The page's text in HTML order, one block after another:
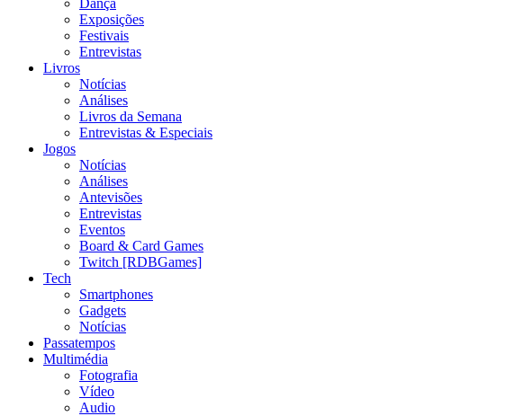
Exposições
Festivais
Entrevistas
Livros
Notícias
Análises
Livros da Semana
Entrevistas & Especiais
Jogos
Notícias
Análises
Antevisões
Entrevistas
Eventos
Board & Card Games
Twitch [RDBGames]
Tech
Smartphones
Gadgets
Notícias
Passatempos
Multimédia
Fotografia
Vídeo
Audio